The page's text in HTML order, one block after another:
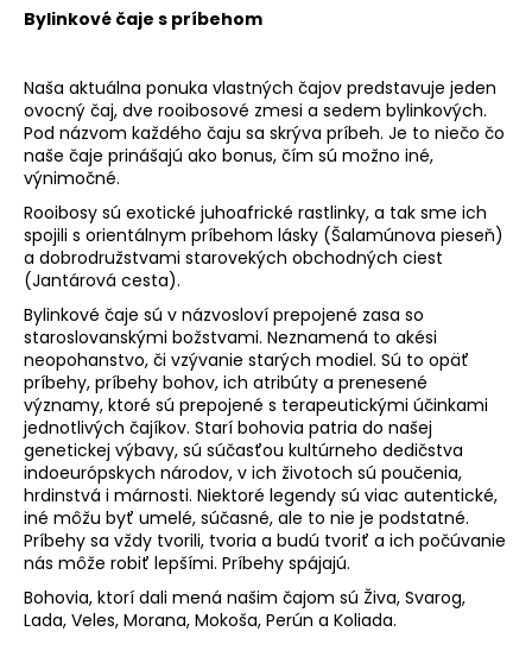
Bylinkové čaje s príbehom
Naša aktuálna ponuka vlastných čajov predstavuje jeden
ovocný čaj, dve rooibosové zmesi a sedem bylinkových.
Pod názvom každého čaju sa skrýva príbeh. Je to niečo čo
naše čaje prinášajú ako bonus, čím sú možno iné,
výnimočné.
Rooibosy sú exotické juhoafrické rastlinky, a tak sme ich
spojili s orientálnym príbehom lásky (Šalamúnova pieseň)
a dobrodružstvami starovekých obchodných ciest
(Jantárová cesta).
Bylinkové čaje sú v názvosloví prepojené zasa so
staroslovanskými božstvami. Neznamená to akési
neopohanstvo, či vzývanie starých modiel. Sú to opäť
príbehy, príbehy bohov, ich atribúty a prenesené
významy, ktoré sú prepojené s terapeutickými účinkami
jednotlivých čajíkov. Starí bohovia patria do našej
genetickej výbavy, sú súčasťou kultúrneho dedičstva
indoeurópskych národov, v ich životoch sú poučenia,
hrdinstvá i márnosti. Niektoré legendy sú viac autentické,
iné môžu byť umelé, súčasné, ale to nie je podstatné.
Príbehy sa vždy tvorili, tvoria a budú tvoriť a ich počúvanie
nás môže robiť lepšími. Príbehy spájajú.
Bohovia, ktorí dali mená našim čajom sú Živa, Svarog,
Lada, Veles, Morana, Mokoša, Perún a Koliada.